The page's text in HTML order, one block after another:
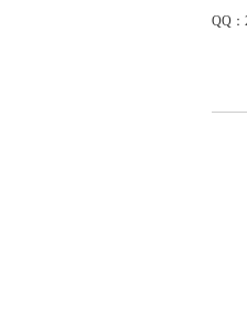
QQ：